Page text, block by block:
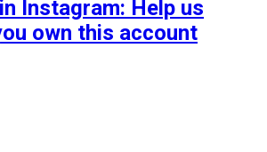
Instagram: Help us
own this account